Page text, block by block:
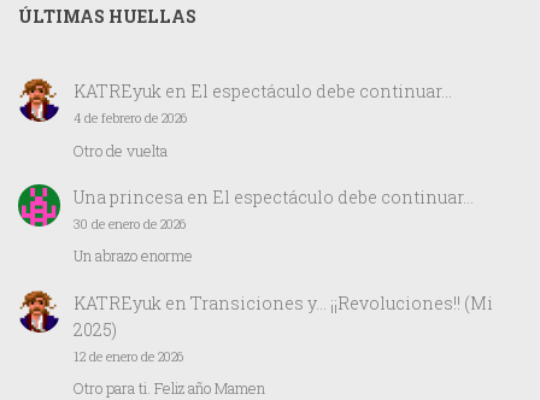
ÚLTIMAS HUELLAS
KATREyuken El espectáculo debe continuar…
4 de febrero de 2026
Otro de vuelta
Una princesaen El espectáculo debe continuar…
30 de enero de 2026
Un abrazo enorme
KATREyuk en Transiciones y… ¡¡Revoluciones!! (Mi
2025)
12 de enero de 2026
Otro para ti. Feliz año Mamen